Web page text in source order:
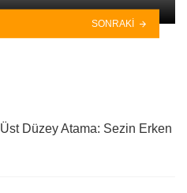
SONRAKI
Üst Düzey Atama: Sezin Erken